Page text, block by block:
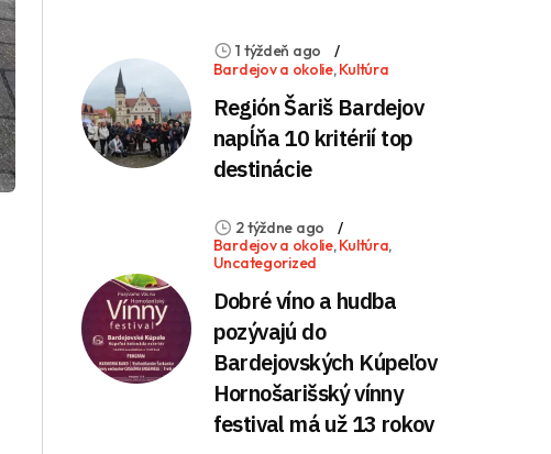
1 týždeň ago
Bardejov a okolie,Kultúra
Región Šariš Bardejov
napĺňa 10 kritérií top
destinácie
2 týždne ago
Bardejov a okolie,Kultúra,
Uncategorized
Dobré víno a hudba
pozývajú do
Bardejovských Kúpeľov
Hornošarišský vínny
festival má už 13 rokov